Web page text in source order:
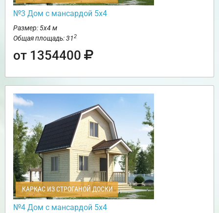
№3 Дом с мансардой 5х4
Размер: 5х4 м
Общая площадь: 312
от 1354400
КАРКАС ИЗ СТРОГАНОЙ ДОСКИ
№4 Дом с мансардой 5х4